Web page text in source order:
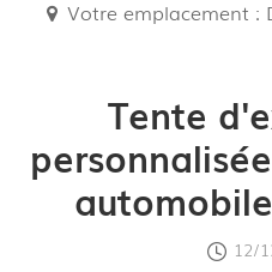
Votre emplacement :
Tente
12/